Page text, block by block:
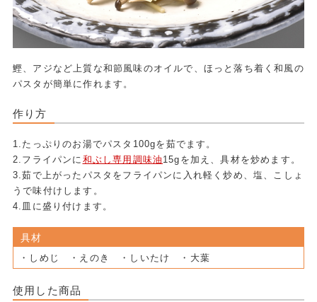
鰹、アジなど上質な和節風味のオイルで、ほっと落ち着く和風の
パスタが簡単に作れます。
作り方
1.たっぷりのお湯でパスタ100gを茹でます。
2.フライパンに 和ぶし専用調味油 15gを加え、具材を炒めます。
3.茹で上がったパスタをフライパンに入れ軽く炒め、塩、こしょ
うで味付けします。
4.皿に盛り付けます。
具材
・しめじ ・えのき ・しいたけ ・大葉
使用した商品